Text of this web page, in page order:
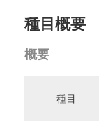
種目概要
概要
種目